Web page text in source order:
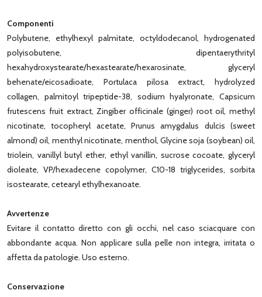
Componenti
Polybutene, ethylhexyl palmitate, octyldodecanol, hydrogenated
polyisobutene, dipentaerythrityl
hexahydroxystearate/hexastearate/hexarosinate, glyceryl
behenate/eicosadioate, Portulaca pilosa extract, hydrolyzed
collagen, palmitoyl tripeptide-38, sodium hyalyronate, Capsicum
frutescens fruit extract, Zingiber officinale (ginger) root oil, methyl
nicotinate, tocopheryl acetate, Prunus amygdalus dulcis (sweet
almond) oil, menthyl nicotinate, menthol, Glycine soja (soybean) oil,
triolein, vanillyl butyl ether, ethyl vanillin, sucrose cocoate, glyceryl
dioleate, VP/hexadecene copolymer, C10-18 triglycerides, sorbita
isostearate, cetearyl ethylhexanoate.
Avvertenze
Evitare il contatto diretto con gli occhi, nel caso sciacquare con
abbondante acqua. Non applicare sulla pelle non integra, irritata o
affetta da patologie. Uso esterno.
Conservazione